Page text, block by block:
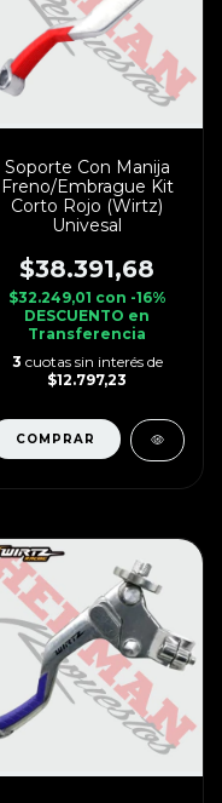
Soporte Con Manija
Freno/Embrague Kit
Corto Rojo (Wirtz)
Univesal
$38.391,68
$32.249,01 con -16%
DESCUENTO en
Transferencia
3 cuotas sin interés de
$12.797,23